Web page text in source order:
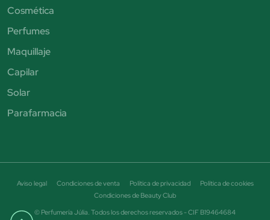
Cosmética
Perfumes
Maquillaje
Capilar
Solar
Parafarmacia
© Perfumería Júlia. Todos los derechos reservados - CIF B19464684
Aviso legal Condiciones de venta Política de privacidad
Política de cookies
Condiciones de Beauty Club